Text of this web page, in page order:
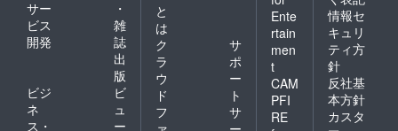
サー
ビス
開発
・
雑
誌
出
版
ビジ
ネ
ス・
ビ
ュ
ー
と
は
ク
ラ
ウ
ド
フ
サ
ポ
ー
ト
サ
Ente
rtain
men
t
CAM
PFI
RE
情報セ
キュリ
ティ方
針
反社基
本方針
カスタ